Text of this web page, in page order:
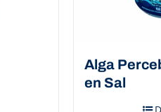
Alga
en Sal